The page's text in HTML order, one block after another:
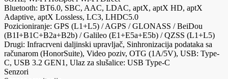
Bluetooth: BT6.0, SBC, AAC, LDAC, aptX, aptX HD, aptX
Adaptive, aptX Lossless, LC3, LHDC5.0
Pozicioniranje: GPS (L1+L5) / AGPS / GLONASS / BeiDou
(B1I+B1C+B2a+B2b) / Galileo (E1+E5a+E5b) / QZSS (L1+L5)
Drugi: Infracrveni daljinski upravljač, Sinhronizacija podataka sa
računarom (HonorSuite), Video poziv, OTG (1A/5V), USB: Type-
C, USB 3.2 GEN1, Ulaz za slušalice: USB Type-C
Senzori